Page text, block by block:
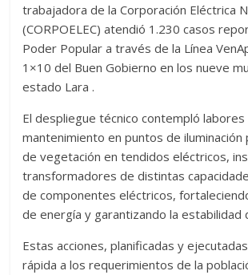
trabajadora de la Corporación Eléctrica
(CORPOELEC) atendió 1.230 casos
Poder Popular a través de la Línea
1×10 del Buen Gobierno en los nueve
estado Lara .
El despliegue técnico contempló labores
mantenimiento en puntos de iluminación
de vegetación en tendidos eléctricos,
transformadores de distintas
de componentes eléctricos,
de energía y garantizando la estabilidad
Estas acciones, planificadas y
rápida a los requerimientos de la